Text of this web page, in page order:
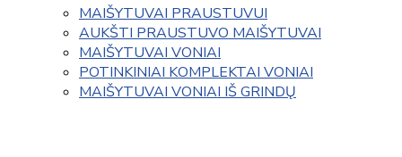
MAIŠYTUVAI PRAUSTUVUI
AUKŠTI PRAUSTUVO MAIŠYTUVAI
MAIŠYTUVAI VONIAI
POTINKINIAI KOMPLEKTAI VONIAI
MAIŠYTUVAI VONIAI IŠ GRINDŲ